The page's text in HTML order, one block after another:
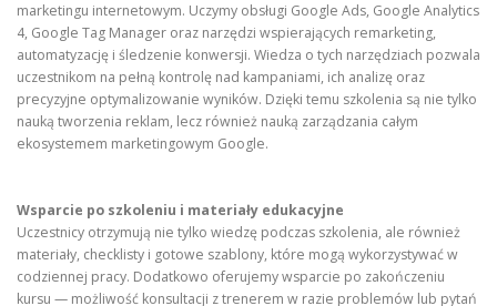
marketingu internetowym. Uczymy obsługi Google Ads, Google Analytics
4, Google Tag Manager oraz narzędzi wspierających remarketing,
automatyzację i śledzenie konwersji. Wiedza o tych narzędziach pozwala
uczestnikom na pełną kontrolę nad kampaniami, ich analizę oraz
precyzyjne optymalizowanie wyników. Dzięki temu szkolenia są nie tylko
nauką tworzenia reklam, lecz również nauką zarządzania całym
ekosystemem marketingowym Google.
Wsparcie po szkoleniu i materiały edukacyjne
Uczestnicy otrzymują nie tylko wiedzę podczas szkolenia, ale również
materiały, checklisty i gotowe szablony, które mogą wykorzystywać w
codziennej pracy. Dodatkowo oferujemy wsparcie po zakończeniu
kursu — możliwość konsultacji z trenerem w razie problemów lub pytań